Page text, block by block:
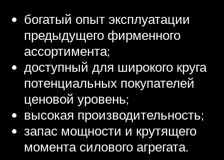
богатый опыт эксплуатации
предыдущего фирменного
ассортимента;
доступный для широкого круга
потенциальных покупателей
ценовой уровень;
высокая производительность;
запас мощности и крутящего
момента силового агрегата.